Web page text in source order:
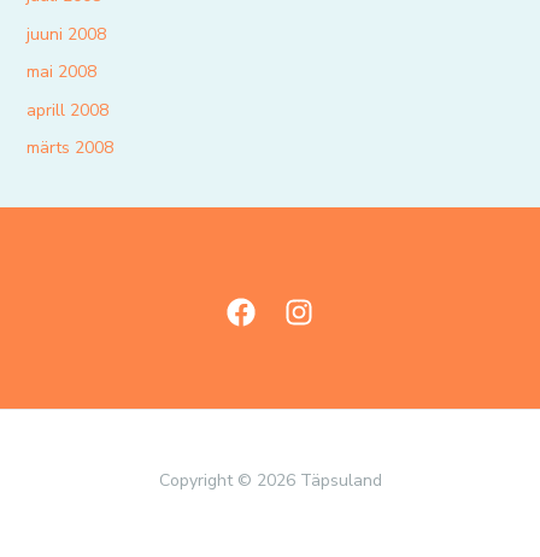
juuni 2008
mai 2008
aprill 2008
märts 2008
Copyright © 2026 Täpsuland